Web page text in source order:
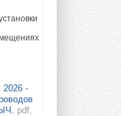
2026 -
pdf,